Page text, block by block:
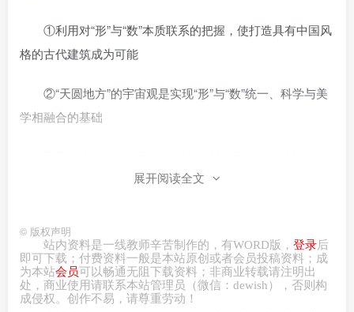
①利用对“形”与“数”本质联系的把握，使打造具有中国风
格的古代建筑成为可能
②“天圆地方”的宇宙观是实现“形”与“数”统一、科学与美
学相融合的基础
觉选择性和能动创造性
型的中国古代建筑的前提
A.①③ B.②③ C.①④ D.②④
展开阅读全文
© 版权声明
站内资料是一线教师辛苦制作的，有WORD版， 登录后
即可下载；付费资料一般是本站原创或者会员投稿资料；成
为本站会员可以畅通无阻下载资料；非商业转载请注明出
处，商业使用请联系本站管理员（微信： dewish ），否则构
成侵权。创作不易，请尊重劳动！